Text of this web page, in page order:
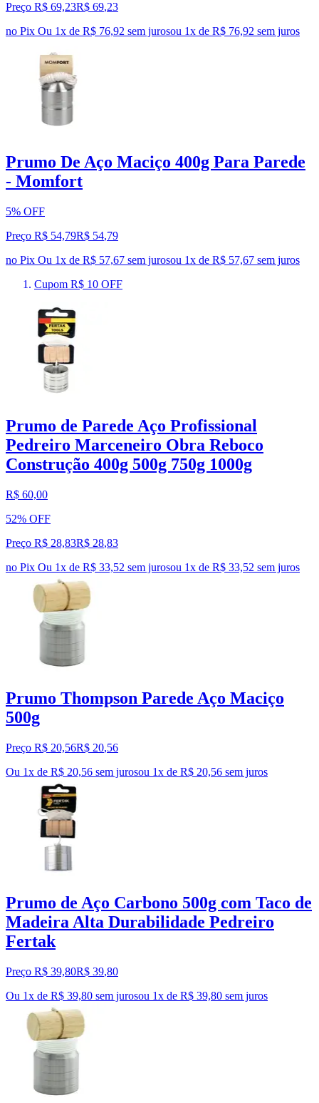
Preço R$ 69,23R$ 69,23
no Pix Ou 1x de R$ 76,92 sem jurosou 1x de R$ 76,92 sem juros
Prumo De Aço Maciço 400g Para Parede
- Momfort
5% OFF
Preço R$ 54,79R$ 54,79
no Pix Ou 1x de R$ 57,67 sem jurosou 1x de R$ 57,67 sem juros
Cupom R$ 10 OFF
Prumo de Parede Aço Profissional
Pedreiro Marceneiro Obra Reboco
Construção 400g 500g 750g 1000g
R$ 60,00
52% OFF
Preço R$ 28,83R$ 28,83
no Pix Ou 1x de R$ 33,52 sem jurosou 1x de R$ 33,52 sem juros
Prumo Thompson Parede Aço Maciço
500g
Preço R$ 20,56R$ 20,56
Ou 1x de R$ 20,56 sem jurosou 1x de R$ 20,56 sem juros
Prumo de Aço Carbono 500g com Taco de
Madeira Alta Durabilidade Pedreiro
Fertak
Preço R$ 39,80R$ 39,80
Ou 1x de R$ 39,80 sem jurosou 1x de R$ 39,80 sem juros